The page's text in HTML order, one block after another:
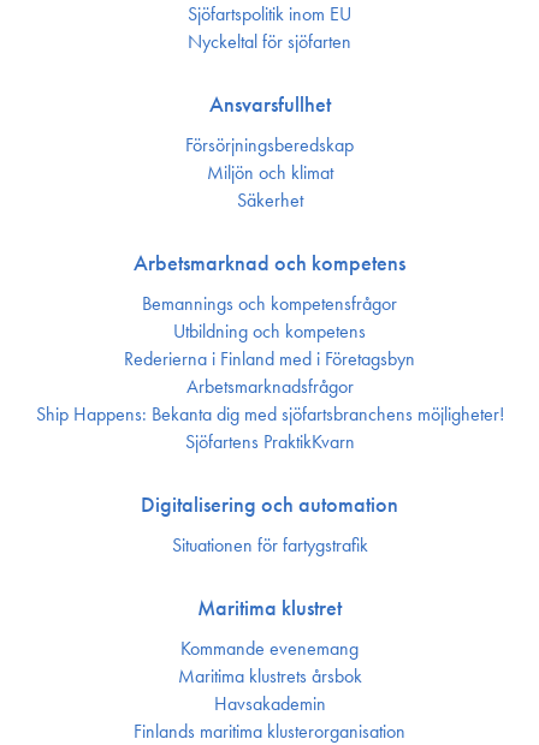
Sjöfarts­politik inom EU
Nyckeltal för sjöfarten
Ansvarsfullhet
Försörjnings­beredskap
Miljön och klimat
Säkerhet
Arbetsmarknad och kompetens
Bemannings och kompetens­frågor
Utbildning och kompetens
Rederierna i Finland med i Företagsbyn
Arbetsmarknadsfrågor
Ship Happens: Bekanta dig med sjöfartsbranchens möjligheter!
Sjöfartens PraktikKvarn
Digitalisering och automation
Situationen för fartygstrafik
Maritima klustret
Kommande evenemang
Maritima klustrets årsbok
Havsakademin
Finlands maritima kluster­organisation